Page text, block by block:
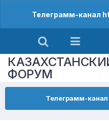
Телеграмм-канал
ФОРУМ
Телеграмм-